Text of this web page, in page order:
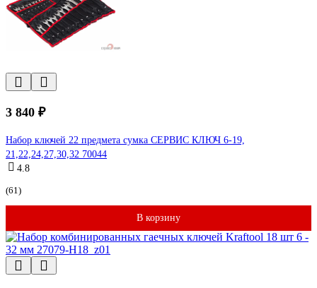
3 840 ₽
Набор ключей 22 предмета сумка СЕРВИС КЛЮЧ 6-19,
21,22,24,27,30,32 70044
4.8
(61)
В корзину